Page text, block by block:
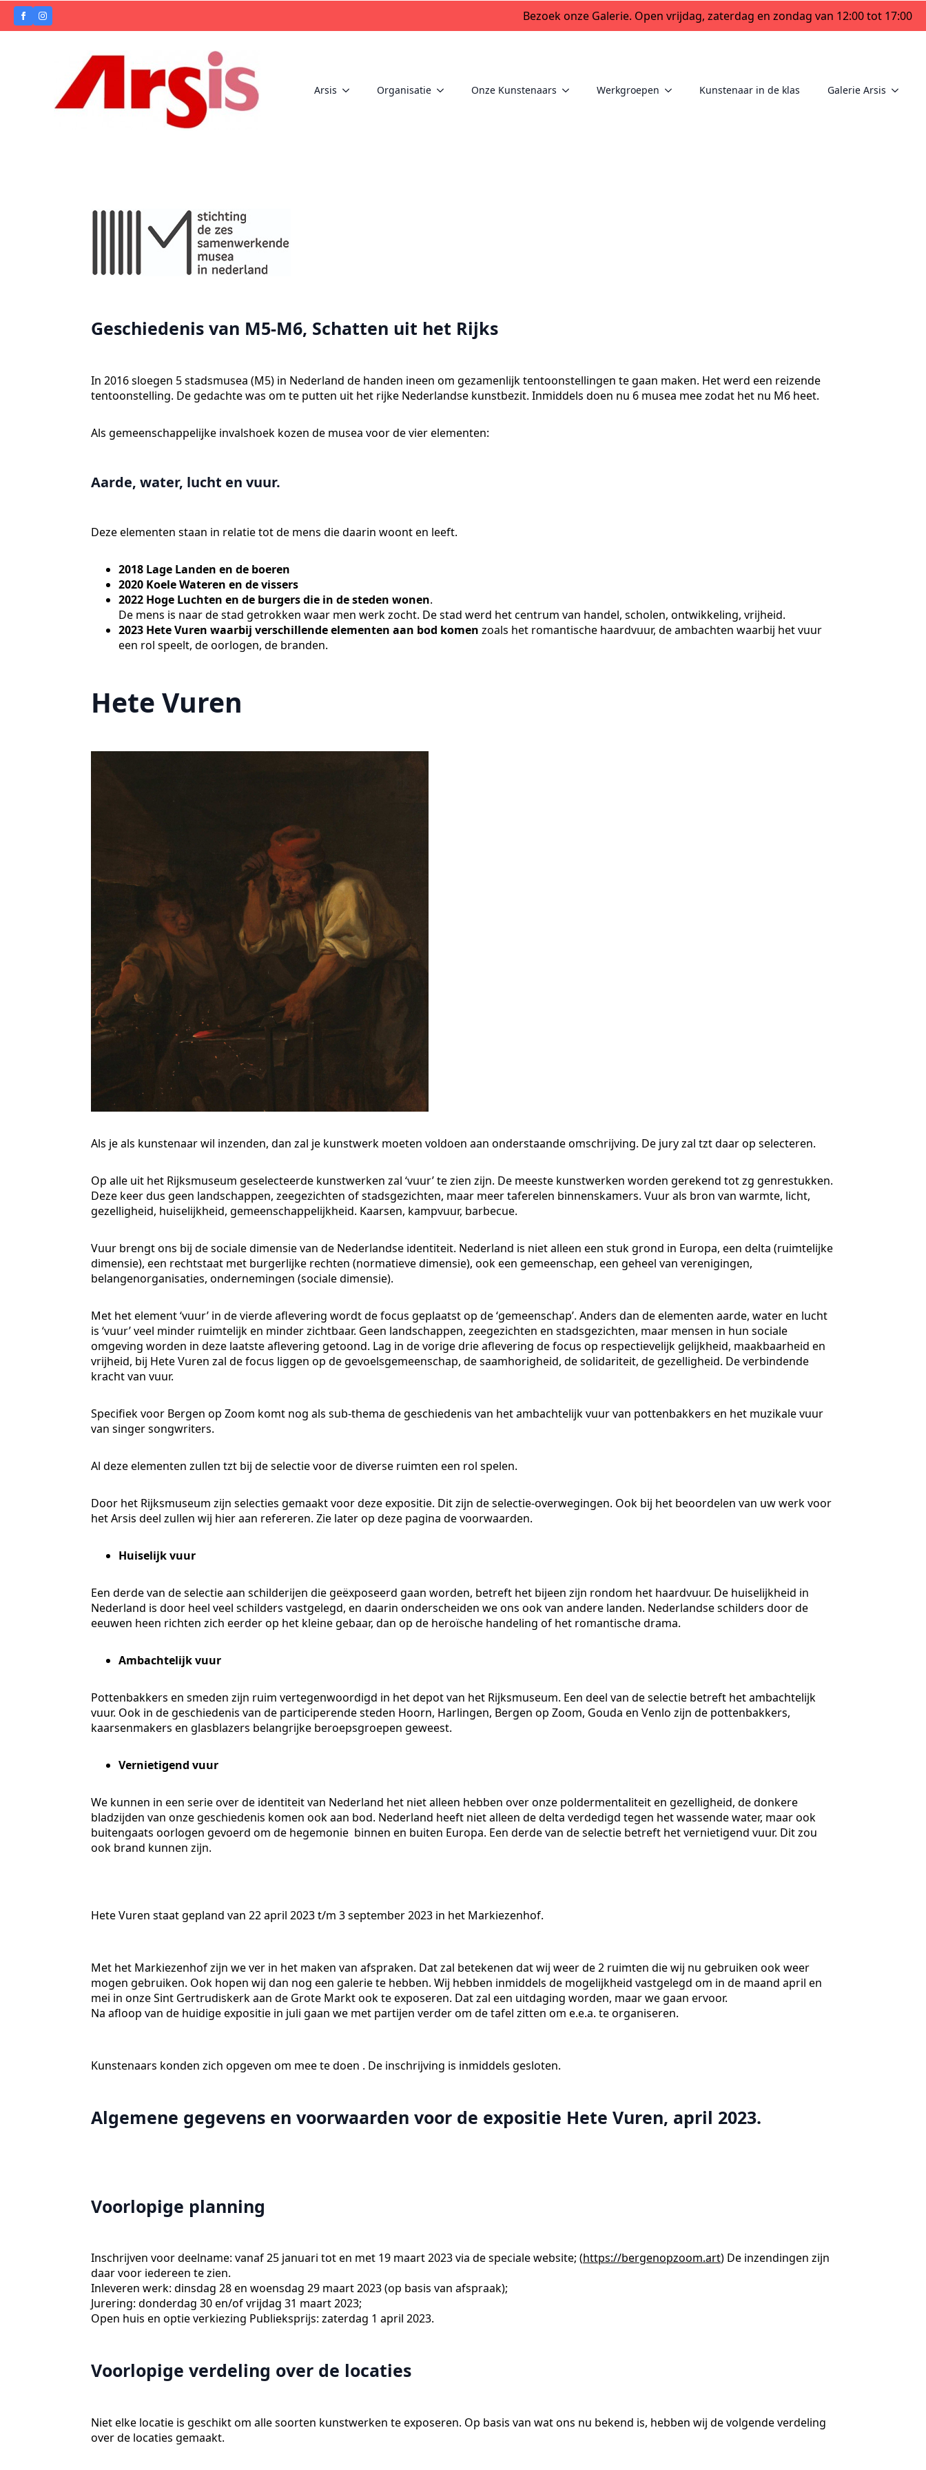
Bezoek onze Galerie. Open vrijdag, zaterdag en zondag van 12:00 tot 17:00
Arsis Organisatie Onze Kunstenaars Werkgroepen Kunstenaar in de klas Galerie Arsis
Geschiedenis van M5-M6, Schatten uit het Rijks
In 2016 sloegen 5 stadsmusea (M5) in Nederland de handen ineen om gezamenlijk tentoonstellingen te gaan maken. Het werd een reizende
tentoonstelling. De gedachte was om te putten uit het rijke Nederlandse kunstbezit. Inmiddels doen nu 6 musea mee zodat het nu M6 heet.
Als gemeenschappelijke invalshoek kozen de musea voor de vier elementen:
Aarde, water, lucht en vuur.
Deze elementen staan in relatie tot de mens die daarin woont en leeft.
2018 Lage Landen en de boeren
2020 Koele Wateren en de vissers
2022 Hoge Luchten en de burgers die in de steden wonen.
De mens is naar de stad getrokken waar men werk zocht. De stad werd het centrum van handel, scholen, ontwikkeling, vrijheid.
2023 Hete Vuren waarbij verschillende elementen aan bod komen zoals het romantische haardvuur, de ambachten waarbij het vuur
een rol speelt, de oorlogen, de branden.
Hete Vuren
Als je als kunstenaar wil inzenden, dan zal je kunstwerk moeten voldoen aan onderstaande omschrijving. De jury zal tzt daar op selecteren.
Op alle uit het Rijksmuseum geselecteerde kunstwerken zal ‘vuur’ te zien zijn. De meeste kunstwerken worden gerekend tot zg genrestukken.
Deze keer dus geen landschappen, zeegezichten of stadsgezichten, maar meer taferelen binnenskamers. Vuur als bron van warmte, licht,
gezelligheid, huiselijkheid, gemeenschappelijkheid. Kaarsen, kampvuur, barbecue.
Vuur brengt ons bij de sociale dimensie van de Nederlandse identiteit. Nederland is niet alleen een stuk grond in Europa, een delta (ruimtelijke
dimensie), een rechtstaat met burgerlijke rechten (normatieve dimensie), ook een gemeenschap, een geheel van verenigingen,
belangenorganisaties, ondernemingen (sociale dimensie).
Met het element ‘vuur’ in de vierde aflevering wordt de focus geplaatst op de ‘gemeenschap’. Anders dan de elementen aarde, water en lucht
is ‘vuur’ veel minder ruimtelijk en minder zichtbaar. Geen landschappen, zeegezichten en stadsgezichten, maar mensen in hun sociale
omgeving worden in deze laatste aflevering getoond. Lag in de vorige drie aflevering de focus op respectievelijk gelijkheid, maakbaarheid en
vrijheid, bij Hete Vuren zal de focus liggen op de gevoelsgemeenschap, de saamhorigheid, de solidariteit, de gezelligheid. De verbindende
kracht van vuur.
Specifiek voor Bergen op Zoom komt nog als sub-thema de geschiedenis van het ambachtelijk vuur van pottenbakkers en het muzikale vuur
van singer songwriters.
Al deze elementen zullen tzt bij de selectie voor de diverse ruimten een rol spelen.
Door het Rijksmuseum zijn selecties gemaakt voor deze expositie. Dit zijn de selectie-overwegingen. Ook bij het beoordelen van uw werk voor
het Arsis deel zullen wij hier aan refereren. Zie later op deze pagina de voorwaarden.
Huiselijk vuur
Een derde van de selectie aan schilderijen die geëxposeerd gaan worden, betreft het bijeen zijn rondom het haardvuur. De huiselijkheid in
Nederland is door heel veel schilders vastgelegd, en daarin onderscheiden we ons ook van andere landen. Nederlandse schilders door de
eeuwen heen richten zich eerder op het kleine gebaar, dan op de heroïsche handeling of het romantische drama.
Ambachtelijk vuur
Pottenbakkers en smeden zijn ruim vertegenwoordigd in het depot van het Rijksmuseum. Een deel van de selectie betreft het ambachtelijk
vuur. Ook in de geschiedenis van de participerende steden Hoorn, Harlingen, Bergen op Zoom, Gouda en Venlo zijn de pottenbakkers,
kaarsenmakers en glasblazers belangrijke beroepsgroepen geweest.
Vernietigend vuur
We kunnen in een serie over de identiteit van Nederland het niet alleen hebben over onze poldermentaliteit en gezelligheid, de donkere
bladzijden van onze geschiedenis komen ook aan bod. Nederland heeft niet alleen de delta verdedigd tegen het wassende water, maar ook
buitengaats oorlogen gevoerd om de hegemonie binnen en buiten Europa. Een derde van de selectie betreft het vernietigend vuur. Dit zou
ook brand kunnen zijn.
Hete Vuren staat gepland van 22 april 2023 t/m 3 september 2023 in het Markiezenhof.
Met het Markiezenhof zijn we ver in het maken van afspraken. Dat zal betekenen dat wij weer de 2 ruimten die wij nu gebruiken ook weer
mogen gebruiken. Ook hopen wij dan nog een galerie te hebben. Wij hebben inmiddels de mogelijkheid vastgelegd om in de maand april en
mei in onze Sint Gertrudiskerk aan de Grote Markt ook te exposeren. Dat zal een uitdaging worden, maar we gaan ervoor.
Na afloop van de huidige expositie in juli gaan we met partijen verder om de tafel zitten om e.e.a. te organiseren.
Kunstenaars konden zich opgeven om mee te doen . De inschrijving is inmiddels gesloten.
Algemene gegevens en voorwaarden voor de expositie Hete Vuren, april 2023.
Voorlopige planning
Inschrijven voor deelname: vanaf 25 januari tot en met 19 maart 2023 via de speciale website; (https://bergenopzoom.art) De inzendingen zijn
daar voor iedereen te zien.
Inleveren werk: dinsdag 28 en woensdag 29 maart 2023 (op basis van afspraak);
Jurering: donderdag 30 en/of vrijdag 31 maart 2023;
Open huis en optie verkiezing Publieksprijs: zaterdag 1 april 2023.
Voorlopige verdeling over de locaties
Niet elke locatie is geschikt om alle soorten kunstwerken te exposeren. Op basis van wat ons nu bekend is, hebben wij de volgende verdeling
over de locaties gemaakt.